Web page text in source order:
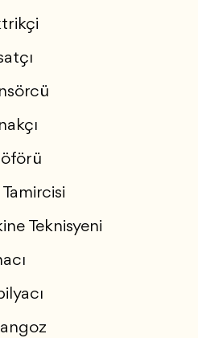
Teknisyeni